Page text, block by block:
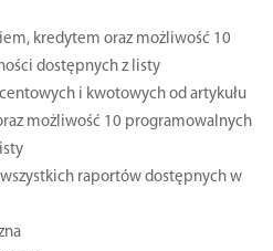
kredytem oraz możliwość 10
dostępnych z listy
i kwotowych od artykułu
możliwość 10 programowalnych
raportów dostępnych w